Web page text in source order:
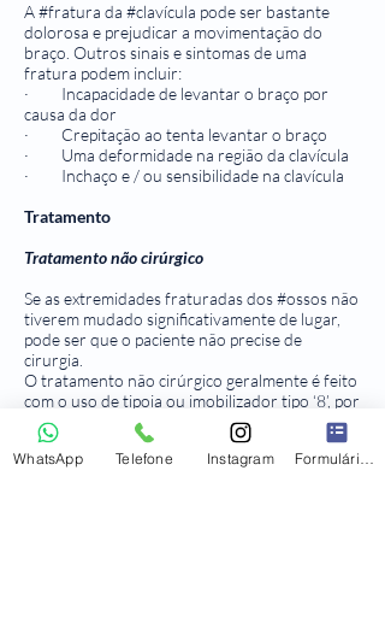
A #fratura da #clavícula pode ser bastante
dolorosa e prejudicar a movimentação do
braço. Outros sinais e sintomas de uma
fratura podem incluir:
· Incapacidade de levantar o braço por
causa da dor
· Crepitação ao tenta levantar o braço
· Uma deformidade na região da clavícula
· Inchaço e / ou sensibilidade na clavícula
Tratamento
Tratamento não cirúrgico
Se as extremidades fraturadas dos #ossos não
tiverem mudado significativamente de lugar,
pode ser que o paciente não precise de
cirurgia.
O tratamento não cirúrgico geralmente é feito
com o uso de tipoia ou imobilizador tipo ‘8’, por
um período de aproximadamente 4 a 6
semanas.
WhatsApp Telefone Instagram